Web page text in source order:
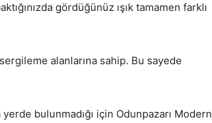
gördüğünüz ışık tamamen farklı
alanlarına sahip. Bu sayede
bulunmadığı için Odunpazarı Modern